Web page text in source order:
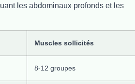
les abdominaux profonds et les
Muscles sollicités
8-12 groupes